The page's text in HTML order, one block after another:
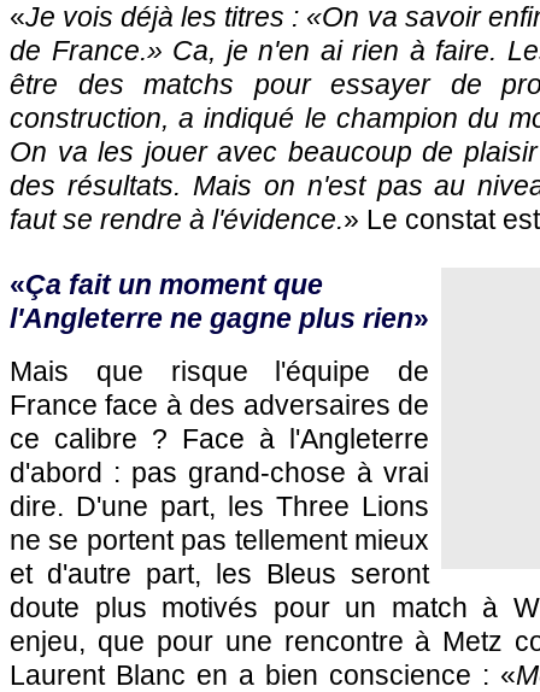
«Je vois déjà les titres : «On va savoir
de France.» Ca, je n'en ai rien à faire.
être des matchs pour essayer de
construction, a indiqué le champion du
On va les jouer avec beaucoup de
des résultats. Mais on n'est pas au
faut se rendre à l'évidence.» Le constat
«Ça fait un moment que
l'Angleterre ne gagne plus rien»
Mais que risque l'équipe de
France face à des adversaires de
ce calibre ? Face à l'Angleterre
d'abord : pas grand-chose à vrai
dire. D'une part, les Three Lions
ne se portent pas tellement mieux
et d'autre part, les Bleus seront
doute plus motivés pour un match à
enjeu, que pour une rencontre à Metz
Laurent Blanc en a bien conscience : «